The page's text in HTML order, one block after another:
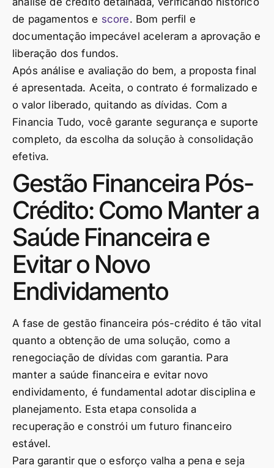
de pagamentos e score. Bom perfil e
documentação impecável aceleram a aprovação e
liberação dos fundos.
Após análise e avaliação do bem, a proposta final
é apresentada. Aceita, o contrato é formalizado e
o valor liberado, quitando as dívidas. Com a
Financia Tudo, você garante segurança e suporte
completo, da escolha da solução à consolidação
efetiva.
Gestão Financeira Pós-
Crédito: Como Manter a
Saúde Financeira e
Evitar o Novo
Endividamento
A fase de gestão financeira pós-crédito é tão vital
quanto a obtenção de uma solução, como a
renegociação de dívidas com garantia. Para
manter a saúde financeira e evitar novo
endividamento, é fundamental adotar disciplina e
planejamento. Esta etapa consolida a
recuperação e constrói um futuro financeiro
estável.
Para garantir que o esforço valha a pena e seja